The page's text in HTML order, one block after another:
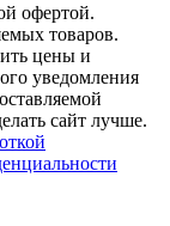
офертой.
товаров.
цены и
уведомления
сайт лучше.